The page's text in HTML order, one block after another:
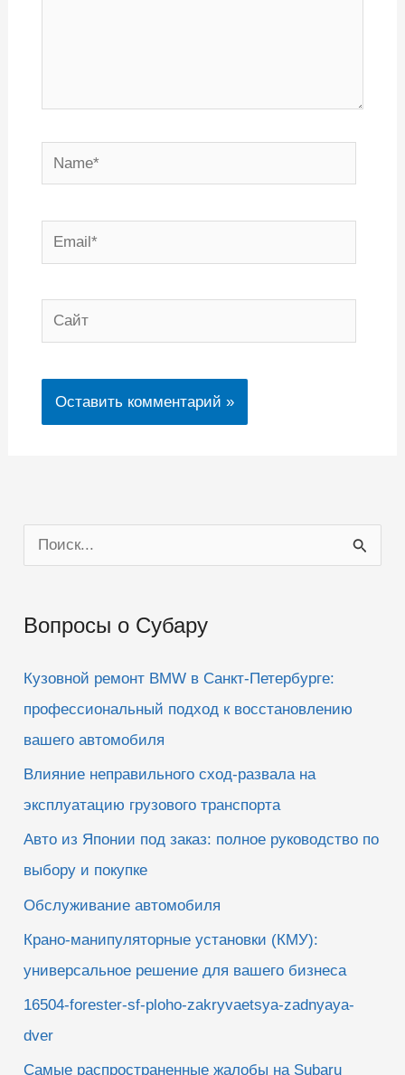
Name*
Email*
Сайт
о
с
Вопросы о Субару
Кузовной ремонт BMW в Санкт-Петербурге:
профессиональный подход к восстановлению
вашего автомобиля
Влияние неправильного сход-развала на
эксплуатацию грузового транспорта
Авто из Японии под заказ: полное руководство по
выбору и покупке
Обслуживание автомобиля
Крано-манипуляторные установки (КМУ):
универсальное решение для вашего бизнеса
16504-forester-sf-ploho-zakryvaetsya-zadnyaya-
dver
Самые распространенные жалобы на Subaru